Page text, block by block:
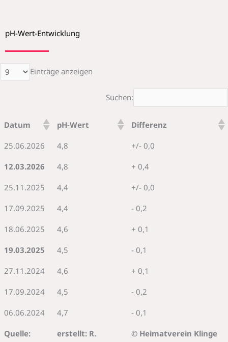
pH-Wert-Entwicklung
Einträge anzeigen
Suchen:
Datum pH-Wert Differenz
25.06.2026 4,8 +/- 0,0
12.03.2026 4,8 + 0,4
25.11.2025 4,4 +/- 0,0
17.09.2025 4,4 - 0,2
18.06.2025 4,6 + 0,1
19.03.2025 4,5 - 0,1
27.11.2024 4,6 + 0,1
17.09.2024 4,5 - 0,2
06.06.2024 4,7 - 0,1
Quelle:
erstellt: R.
© Heimatverein Klinge